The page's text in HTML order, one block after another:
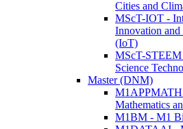
Cities and
MScT-IOT -
Innovation and
(IoT)
MScT-STEEM
Science
Master (DNM)
Mathematics
M1BM - M1